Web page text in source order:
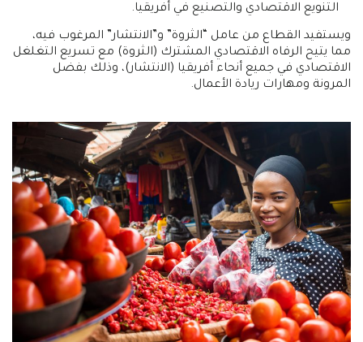
التنويع الاقتصادي والتصنيع في أفريقيا.
ويستفيد القطاع من عامل “الثروة” و”الانتشار” المرغوب فيه،
مما يتيح الرفاه الاقتصادي المشترك (الثروة) مع تسريع التغلغل
الاقتصادي في جميع أنحاء أفريقيا (الانتشار)، وذلك بفضل
المرونة ومهارات ريادة الأعمال.